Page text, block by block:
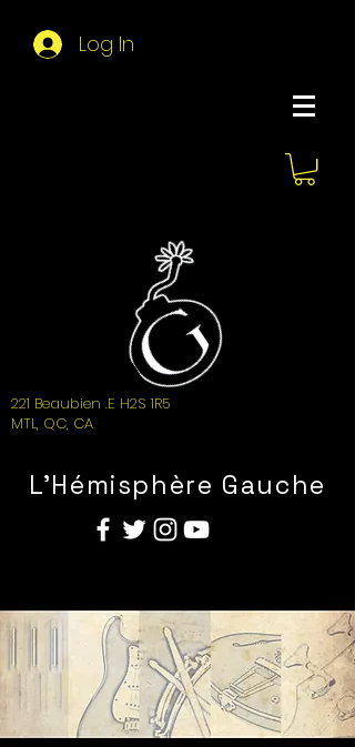
Log In
221 Beaubien .E H2S 1R5
MTL, QC, CA
L'Hémisphère Gauche